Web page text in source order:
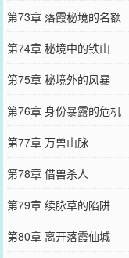
第73章 落霞秘境的名额
第74章 秘境中的铁山
第75章 秘境外的风暴
第76章 身份暴露的危机
第77章 万兽山脉
第78章 借兽杀人
第79章 续脉草的陷阱
第80章 离开落霞仙城